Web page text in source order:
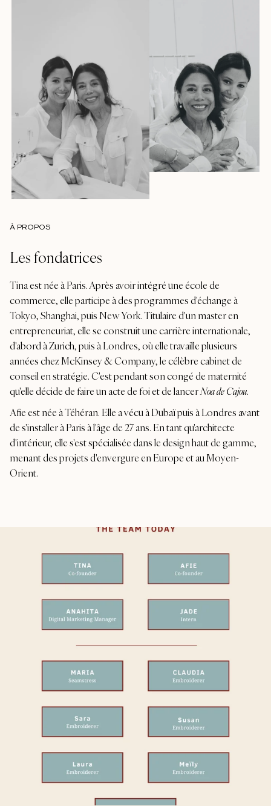
À PROPOS
Les fondatrices
Tina est née à Paris. Après avoir intégré une école de
commerce, elle participe à des programmes d'échange à
Tokyo, Shanghai, puis New York. Titulaire d'un master en
entrepreneuriat, elle se construit une carrière internationale,
d'abord à Zurich, puis à Londres, où elle travaille plusieurs
années chez McKinsey & Company, le célèbre cabinet de
conseil en stratégie. C'est pendant son congé de maternité
qu'elle décide de faire un acte de foi et de lancerNoa de Cajou.
Afie est née à Téhéran. Elle a vécu à Dubaï puis à Londres avant
de s'installer à Paris à l'âge de 27 ans. En tant qu'architecte
d'intérieur, elle s'est spécialisée dans le design haut de gamme,
menant des projets d'envergure en Europe et au Moyen-
Orient.